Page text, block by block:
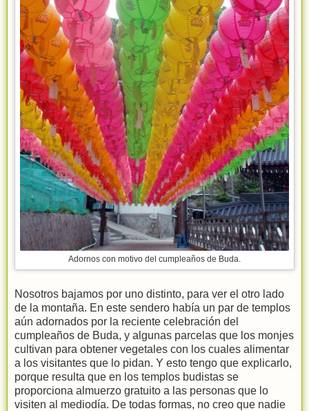
Adornos con motivo del cumpleaños de Buda.
Nosotros bajamos por uno distinto, para ver el otro lado
de la montaña. En este sendero había un par de templos
aún adornados por la reciente celebración del
cumpleaños de Buda, y algunas parcelas que los monjes
cultivan para obtener vegetales con los cuales alimentar
a los visitantes que lo pidan. Y esto tengo que explicarlo,
porque resulta que en los templos budistas se
proporciona almuerzo gratuito a las personas que lo
visiten al mediodía. De todas formas, no creo que nadie